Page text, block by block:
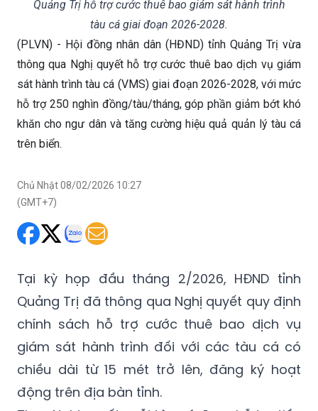
(PLVN) - Hội đồng nhân dân (HĐND) tỉnh Quảng Trị vừa
thông qua Nghị quyết hỗ trợ cước thuê bao dịch vụ giám
sát hành trình tàu cá (VMS) giai đoạn 2026-2028, với mức
hỗ trợ 250 nghìn đồng/tàu/tháng, góp phần giảm bớt khó
khăn cho ngư dân và tăng cường hiệu quả quản lý tàu cá
trên biển.
Chủ Nhật 08/02/2026 10:27
Tại kỳ họp đầu tháng 2/2026, HĐND tỉnh
chính sách hỗ trợ cước thuê bao dịch vụ
giám sát hành trình đối với các tàu cá có
chiều dài từ 15 mét trở lên, đăng ký hoạt
động trên địa bàn tỉnh.
Theo Nghị quyết, mỗi tàu cá được hỗ trợ tiền
cước thuê bao dịch vụ cho 1 thiết bị VMS, chi